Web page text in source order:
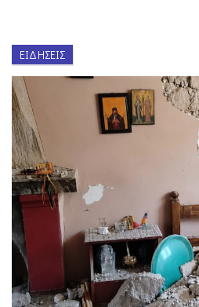
ΕΙΔΉΣΕΙΣ